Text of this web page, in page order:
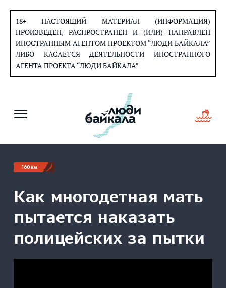
содержанию
18+ НАСТОЯЩИЙ МАТЕРИАЛ (ИНФОРМАЦИЯ)
ПРОИЗВЕДЕН, РАСПРОСТРАНЕН И (ИЛИ) НАПРАВЛЕН
ИНОСТРАННЫМ АГЕНТОМ ПРОЕКТОМ “ЛЮДИ БАЙКАЛА”
ЛИБО КАСАЕТСЯ ДЕЯТЕЛЬНОСТИ ИНОСТРАННОГО
АГЕНТА ПРОЕКТА “ЛЮДИ БАЙКАЛА”
160 км
Как многодетная мать
пытается наказать
полицейских за пытки